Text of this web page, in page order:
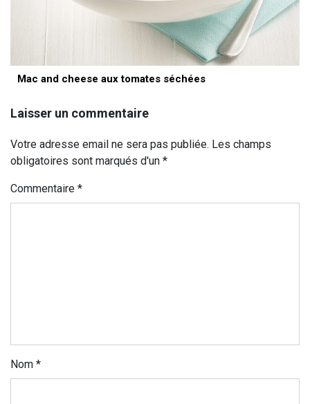
Mac and cheese aux tomates séchées
Laisser un commentaire
Votre adresse email ne sera pas publiée. Les champs
obligatoires sont marqués d'un *
Commentaire *
Nom *